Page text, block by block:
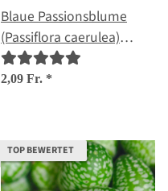
Blaue Passionsblume
(Passiflora caerulea)
Samen
2,09 Fr. *
TOP BEWERTET